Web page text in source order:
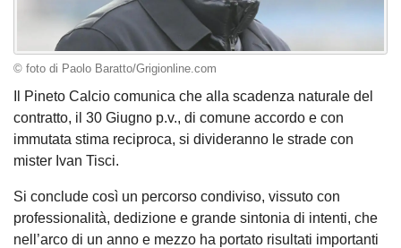
© foto di Paolo Baratto/Grigionline.com
Il Pineto Calcio comunica che alla scadenza naturale del
contratto, il 30 Giugno p.v., di comune accordo e con
immutata stima reciproca, si divideranno le strade con
mister Ivan Tisci.
Si conclude così un percorso condiviso, vissuto con
professionalità, dedizione e grande sintonia di intenti, che
nell’arco di un anno e mezzo ha portato risultati importanti